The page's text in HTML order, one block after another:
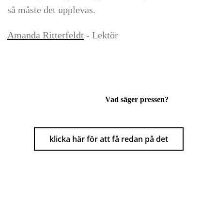
så måste det upplevas.
Amanda Ritterfeldt - Lektör
Vad säger pressen?
klicka här för att få redan på det